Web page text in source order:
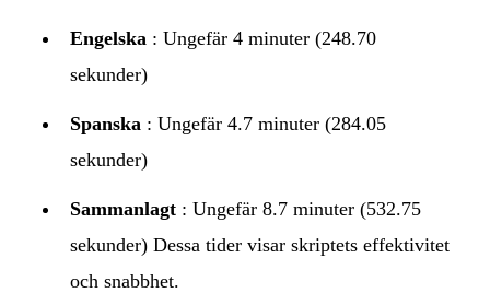
Engelska : Ungefär 4 minuter (248.70
sekunder)
Spanska : Ungefär 4.7 minuter (284.05
sekunder)
Sammanlagt : Ungefär 8.7 minuter (532.75
sekunder) Dessa tider visar skriptets effektivitet
och snabbhet.